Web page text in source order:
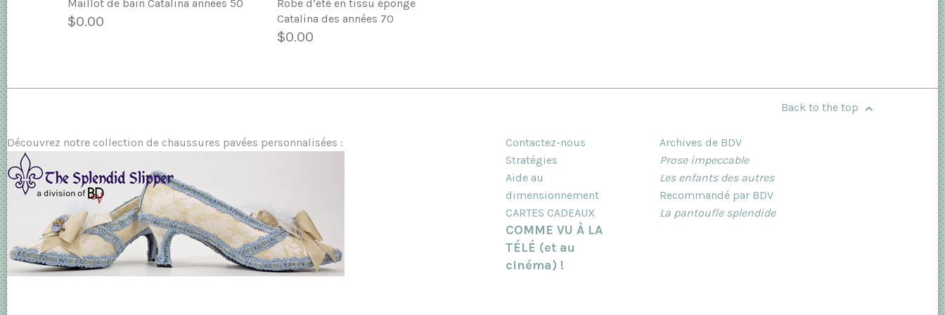
Maillot de bain Catalina années 50
$0.00
Robe d’été en tissu éponge
Catalina des années 70
$0.00
Back to the top
Découvrez notre collection de chaussures pavées personnalisées :
Contactez-nous
Stratégies
Aide au
dimensionnement
CARTES CADEAUX
COMME VU À LA
TÉLÉ (et au
cinéma) !
Archives de BDV
Prose impeccable
Les enfants des autres
Recommandé par BDV
La pantoufle splendide